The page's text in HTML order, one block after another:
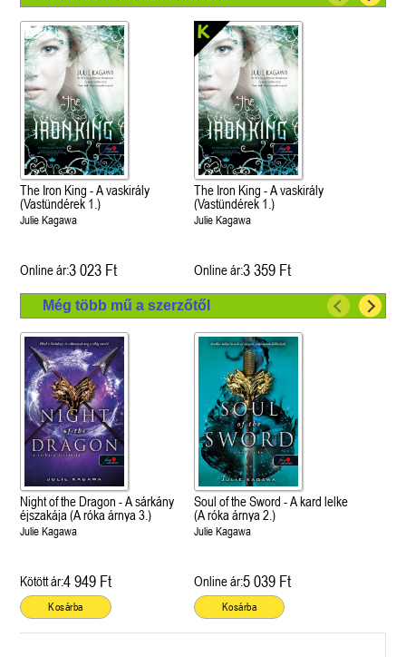
The Iron King - A vaskirály
(Vastündérek 1.)
Julie Kagawa
Online ár:3 023 Ft
The Iron King - A vaskirály
(Vastündérek 1.)
Julie Kagawa
Online ár:3 359 Ft
Még több mű a szerzőtől
Night of the Dragon - A sárkány
éjszakája (A róka árnya 3.)
Julie Kagawa
Kötött ár:4 949 Ft
Kosárba
Soul of the Sword - A kard lelke
(A róka árnya 2.)
Julie Kagawa
Online ár:5 039 Ft
Kosárba